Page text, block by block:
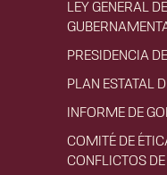
LEY GENERAL
PRESIDENCIA
PLAN ESTATAL
INFORME DE
COMITÉ DE
CONFLICTOS